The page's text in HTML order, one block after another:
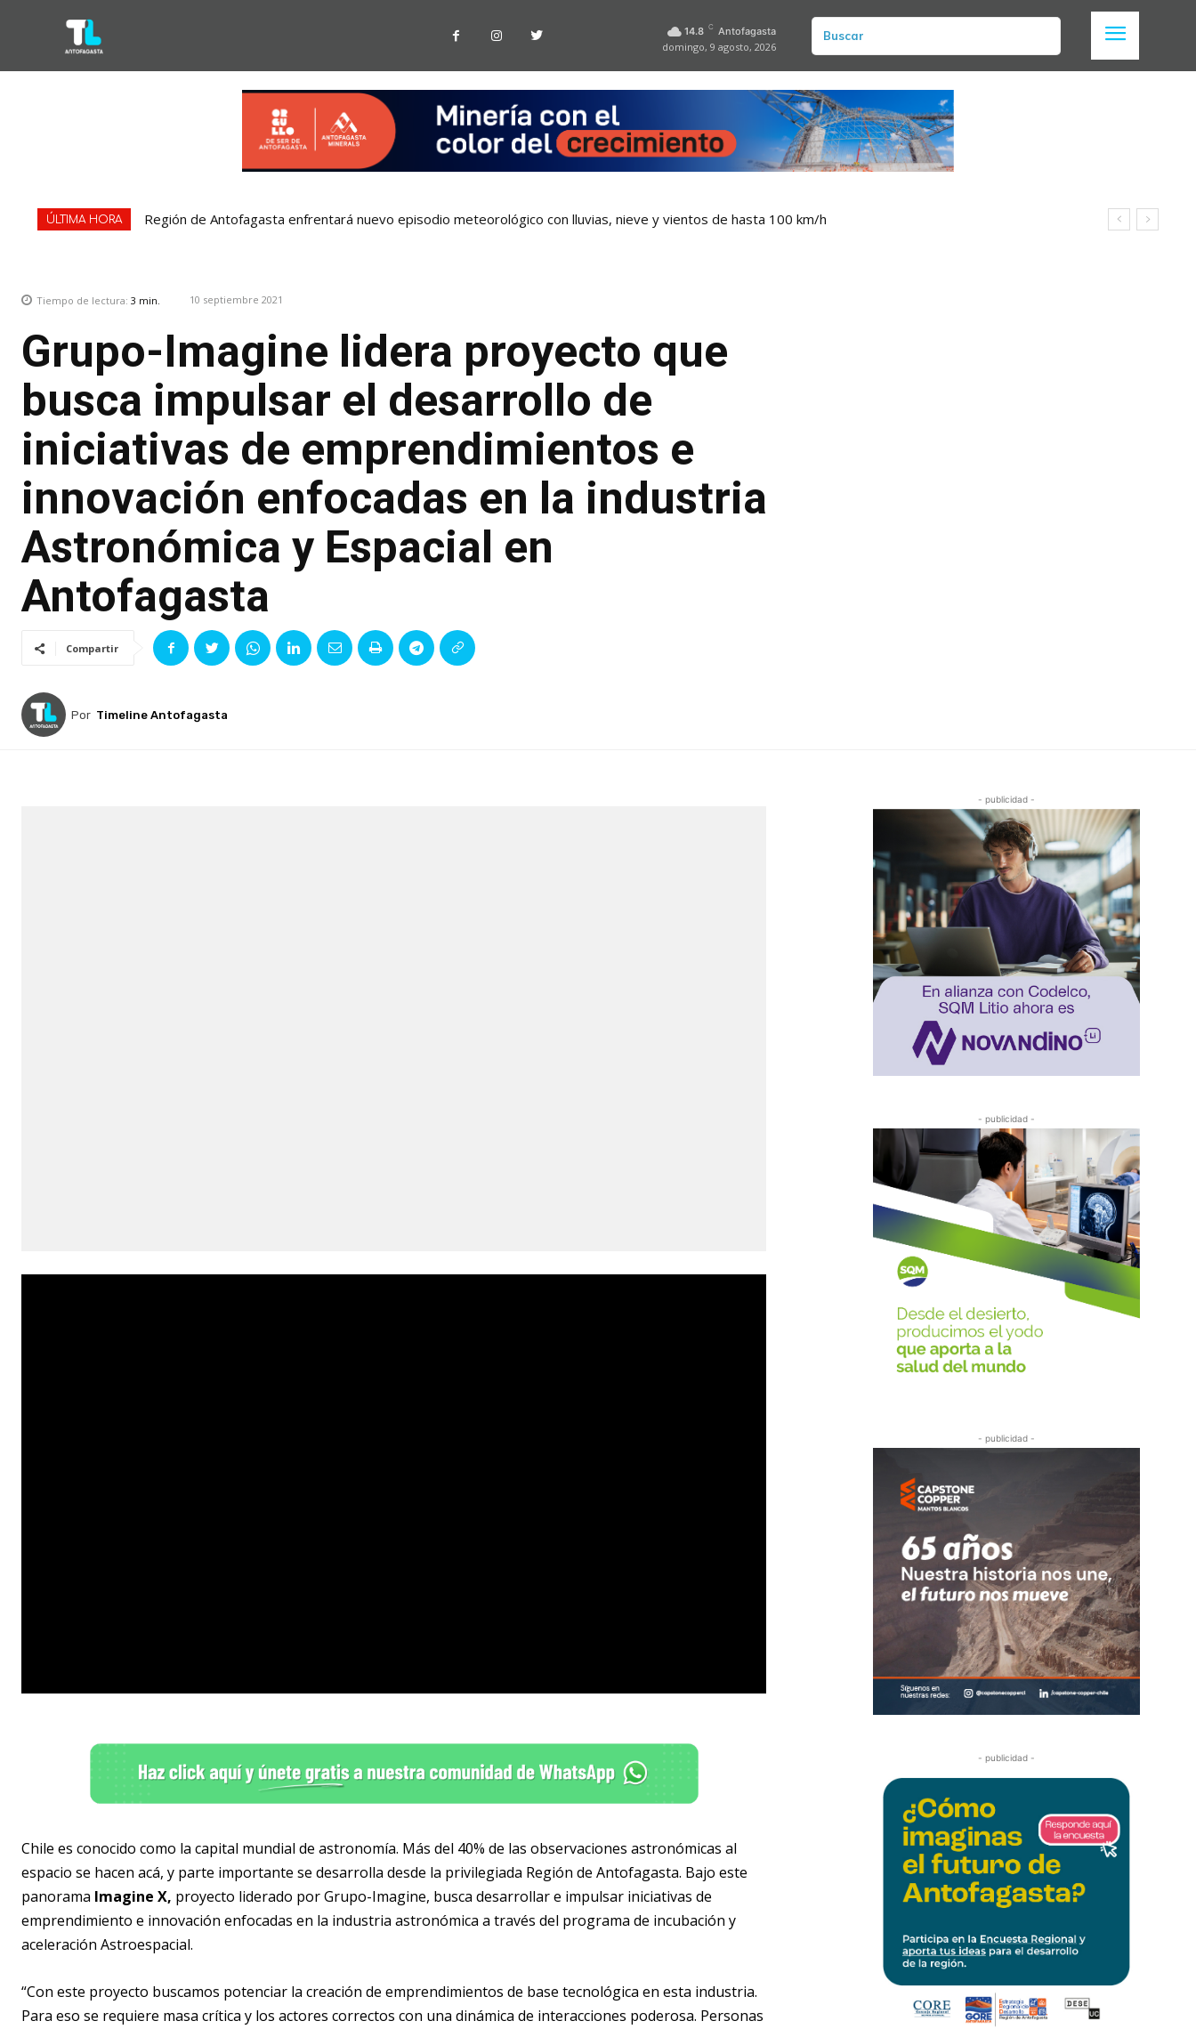
14.8 C Antofagasta
domingo, 9 agosto, 2026
Buscar
ÚLTIMA HORA Región de Antofagasta enfrentará nuevo episodio meteorológico con lluvias, nieve y vientos de hasta 100 km/h
Tiempo de lectura: 3 min. 10 septiembre 2021
Grupo-Imagine lidera proyecto que
busca impulsar el desarrollo de
iniciativas de emprendimientos e
innovación enfocadas en la industria
Astronómica y Espacial en
Antofagasta
Compartir
Por Timeline Antofagasta
Chile es conocido como la capital mundial de astronomía. Más del 40% de las observaciones astronómicas al
espacio se hacen acá, y parte importante se desarrolla desde la privilegiada Región de Antofagasta. Bajo este
panorama Imagine X, proyecto liderado por Grupo-Imagine, busca desarrollar e impulsar iniciativas de
emprendimiento e innovación enfocadas en la industria astronómica a través del programa de incubación y
aceleración Astroespacial.
“Con este proyecto buscamos potenciar la creación de emprendimientos de base tecnológica en esta industria.
Para eso se requiere masa crítica y los actores correctos con una dinámica de interacciones poderosa. Personas
- publicidad -
- publicidad -
- publicidad -
- publicidad -